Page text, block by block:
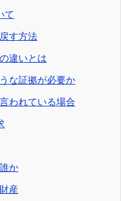
て
す方法
違いとは
な証拠が必要か
われている場合
か
産